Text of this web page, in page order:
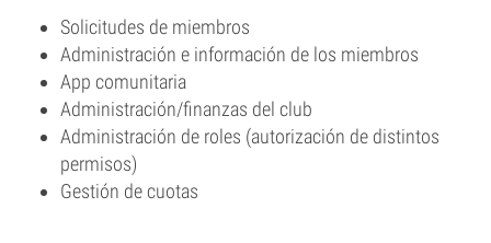
Solicitudes de miembros
Administración e información de los miembros
App comunitaria
Administración/finanzas del club
Administración de roles (autorización de distintos
permisos)
Gestión de cuotas